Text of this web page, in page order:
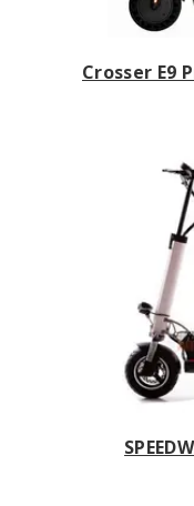
Crosser E9